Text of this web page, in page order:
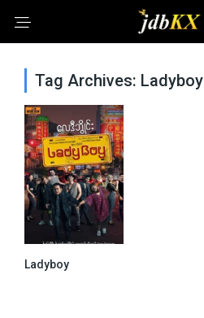
Tag Archives: Ladyboy
Ladyboy